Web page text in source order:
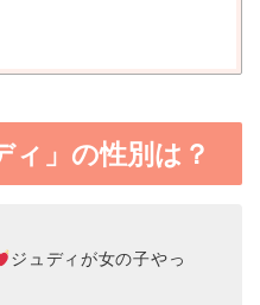
ィ」の性別は？
ジュディが女の子やっ